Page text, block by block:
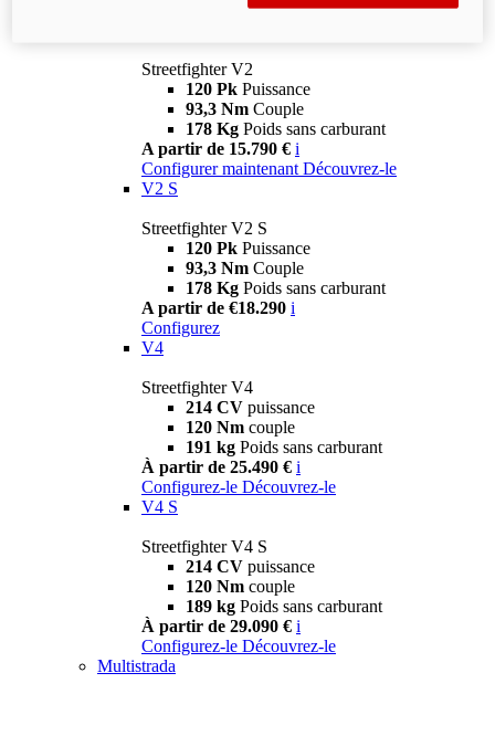
Streetfighter V2
120 Pk Puissance
93,3 Nm Couple
178 Kg Poids sans carburant
A partir de 15.790 € i
Configurer maintenant Découvrez-le
V2 S
Streetfighter V2 S
120 Pk Puissance
93,3 Nm Couple
178 Kg Poids sans carburant
A partir de €18.290 i
Configurez
V4
Streetfighter V4
214 CV puissance
120 Nm couple
191 kg Poids sans carburant
À partir de 25.490 € i
Configurez-le Découvrez-le
V4 S
Streetfighter V4 S
214 CV puissance
120 Nm couple
189 kg Poids sans carburant
À partir de 29.090 € i
Configurez-le Découvrez-le
Multistrada